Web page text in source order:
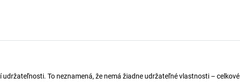
To neznamená, že nemá žiadne udržateľné vlastnosti – celkové